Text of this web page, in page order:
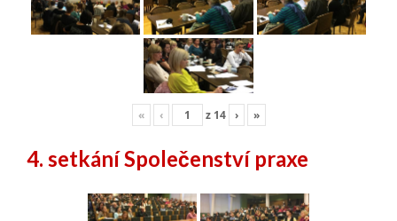
« ‹ z 14 › »
4. setkání Společenství praxe